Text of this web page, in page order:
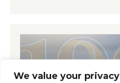
We value your privacy